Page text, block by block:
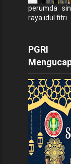
perumda
raya idul fitri
PGRI